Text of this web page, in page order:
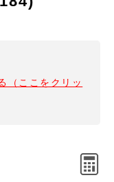
（ここをクリッ